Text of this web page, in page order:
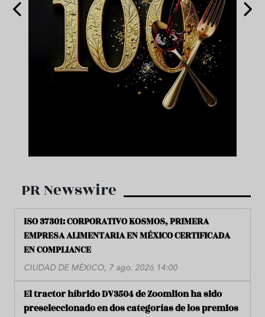
PR Newswire
ISO 37301: CORPORATIVO KOSMOS, PRIMERA
EMPRESA ALIMENTARIA EN MÉXICO CERTIFICADA
EN COMPLIANCE
CIUDAD DE MÉXICO, 7 ago. 2026 14:00
El tractor híbrido DV3504 de Zoomlion ha sido
preseleccionado en dos categorías de los premios